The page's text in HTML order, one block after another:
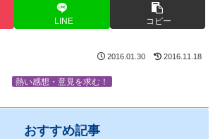
LINE コピー
2016.01.30 2016.11.18
熱い感想・意見を求む！
おすすめ記事